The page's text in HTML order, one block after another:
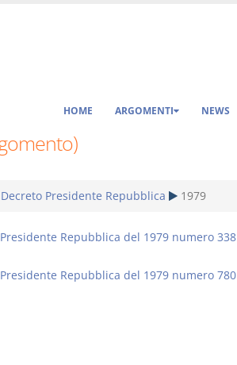
HOME ARGOMENTI NEWS
Decreto Presidente Repubblica 1979
Repubblica del 1979 numero 338
Repubblica del 1979 numero 780